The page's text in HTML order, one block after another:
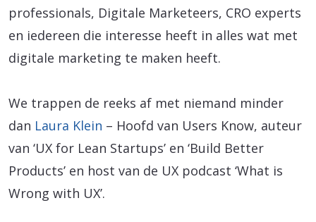
professionals, Digitale Marketeers, CRO experts
en iedereen die interesse heeft in alles wat met
digitale marketing te maken heeft.
We trappen de reeks af met niemand minder
dan Laura Klein – Hoofd van Users Know, auteur
van ‘UX for Lean Startups’ en ‘Build Better
Products’ en host van de UX podcast ‘What is
Wrong with UX’.